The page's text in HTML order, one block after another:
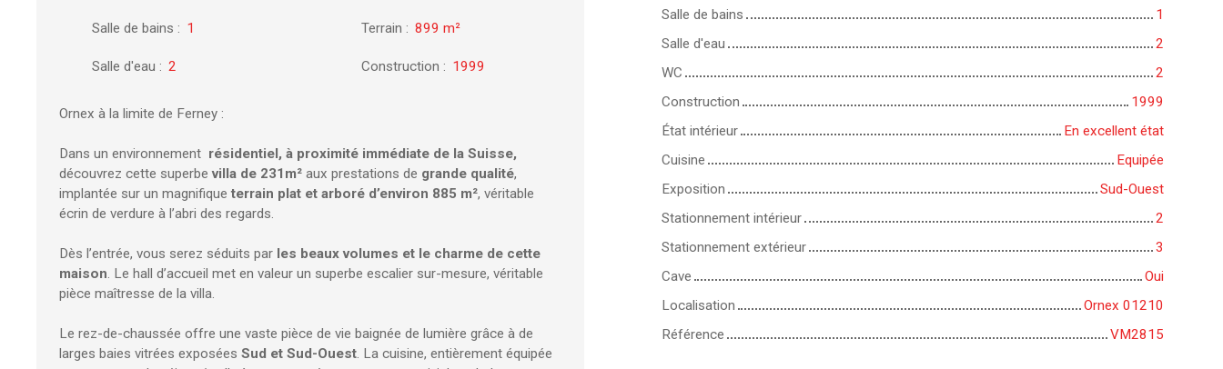
Salle de bains : 1 Terrain : 899 m²
Salle d'eau : 2 Construction : 1999
Ornex à la limite de Ferney :
Dans un environnement résidentiel, à proximité immédiate de la Suisse,
découvrez cette superbe villa de 231m² aux prestations de grande qualité,
implantée sur un magnifique terrain plat et arboré d’environ 885 m², véritable
écrin de verdure à l’abri des regards.
Dès l’entrée, vous serez séduits par les beaux volumes et le charme de cette
maison. Le hall d’accueil met en valeur un superbe escalier sur-mesure, véritable
pièce maîtresse de la villa.
Le rez-de-chaussée offre une vaste pièce de vie baignée de lumière grâce à de
larges baies vitrées exposées Sud et Sud-Ouest. La cuisine, entièrement équipée
Salle de bains
1
Salle d'eau
2
WC
2
Construction
1999
État intérieur
En excellent état
Cuisine
Equipée
Exposition
Sud-Ouest
Stationnement intérieur
2
Stationnement extérieur
3
Cave
Oui
Localisation
Ornex 01210
Référence
VM2815